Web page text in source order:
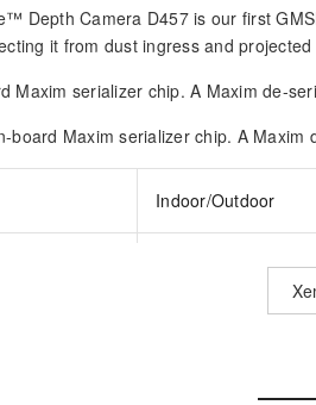
Depth Camera D457 is our first
it from dust ingress and projected
Maxim serializer chip. A Maxim de-
board Maxim serializer chip. A
Indoor/Outdoor
Global Shutter